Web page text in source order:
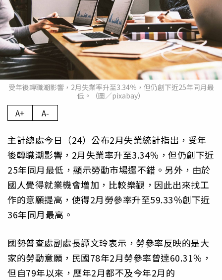
受年後轉職潮影響，2月失業率升至3.34％，但仍創下近25年同月最
低。（圖／pixabay）
A+ A-
主計總處今日（24）公布2月失業統計指出，受年
後轉職潮影響，2月失業率升至3.34％，但仍創下近
25年同月最低，顯示勞動市場還不錯。另外，由於
國人覺得就業機會增加，比較樂觀，因此出來找工
作的意願提高，使得2月勞參率升至59.33％創下近
36年同月最高。
國勢普查處副處長譚文玲表示，勞參率反映的是大
家的勞動意願，民國78年2月勞參率曾達60.31％，
但自79年以來，歷年2月都不及今年2月的